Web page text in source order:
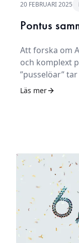
20 FEBRUARI 2025
Pontus
Att forska om
och komplext
”pusselöar”
samband:
Läs mer